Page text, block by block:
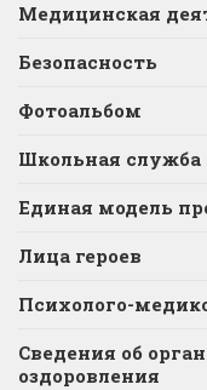
Медицинская
Безопасность
Фотоальбом
Школьная
Единая модель
Лица героев
Психолого-
Сведения об
оздоровления